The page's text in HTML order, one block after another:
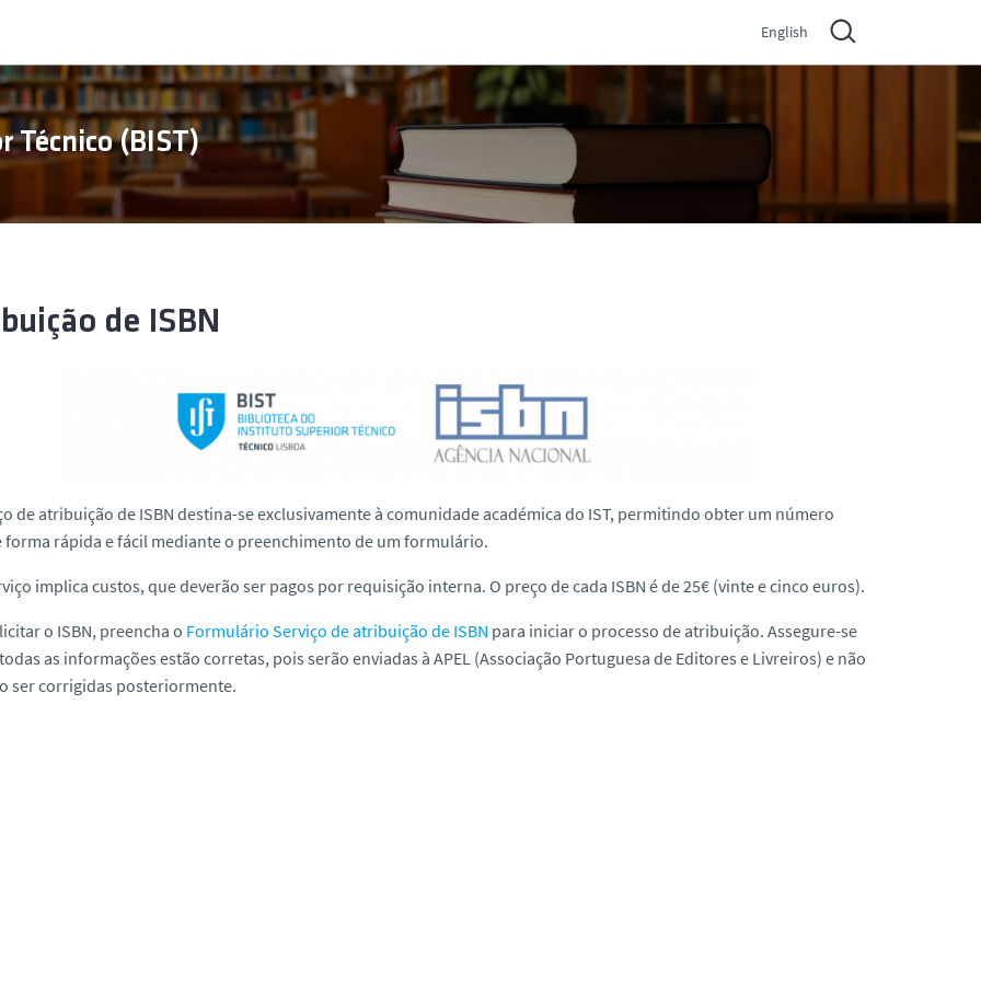
English
Técnico (BIST)
de ISBN
de atribuição de ISBN destina-se exclusivamente à comunidade académica do IST, permitindo obter um número
forma rápida e fácil mediante o preenchimento de um formulário.
implica custos, que deverão ser pagos por requisição interna. O preço de cada ISBN é de 25€ (vinte e cinco euros).
o ISBN, preencha o Formulário Serviço de atribuição de ISBN para iniciar o processo de atribuição. Assegure-se
as informações estão corretas, pois serão enviadas à APEL (Associação Portuguesa de Editores e Livreiros) e não
ser corrigidas posteriormente.